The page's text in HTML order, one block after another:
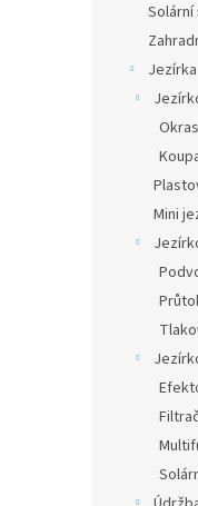
Jezírka
Mini